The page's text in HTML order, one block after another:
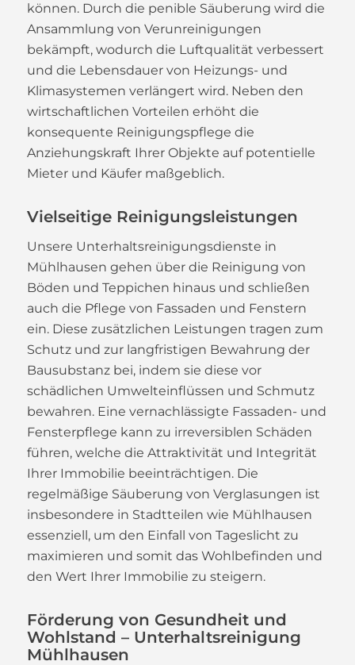
können. Durch die penible Säuberung wird die
Ansammlung von Verunreinigungen
bekämpft, wodurch die Luftqualität verbessert
und die Lebensdauer von Heizungs- und
Klimasystemen verlängert wird. Neben den
wirtschaftlichen Vorteilen erhöht die
konsequente Reinigungspflege die
Anziehungskraft Ihrer Objekte auf potentielle
Mieter und Käufer maßgeblich.
Vielseitige Reinigungsleistungen
Unsere Unterhaltsreinigungsdienste in
Mühlhausen gehen über die Reinigung von
Böden und Teppichen hinaus und schließen
auch die Pflege von Fassaden und Fenstern
ein. Diese zusätzlichen Leistungen tragen zum
Schutz und zur langfristigen Bewahrung der
Bausubstanz bei, indem sie diese vor
schädlichen Umwelteinflüssen und Schmutz
bewahren. Eine vernachlässigte Fassaden- und
Fensterpflege kann zu irreversiblen Schäden
führen, welche die Attraktivität und Integrität
Ihrer Immobilie beeinträchtigen. Die
regelmäßige Säuberung von Verglasungen ist
insbesondere in Stadtteilen wie Mühlhausen
essenziell, um den Einfall von Tageslicht zu
maximieren und somit das Wohlbefinden und
den Wert Ihrer Immobilie zu steigern.
Förderung von Gesundheit und
Wohlstand – Unterhaltsreinigung
Mühlhausen